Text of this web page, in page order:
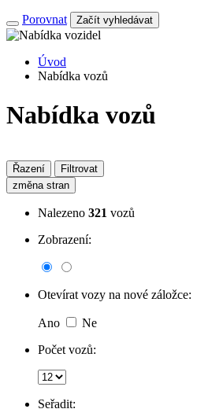
Porovnat Začít vyhledávat
Úvod
Nabídka vozů
Nabídka vozů
Řazení
Filtrovat
změna stran
Nalezeno 321 vozů
Zobrazení:
Otevírat vozy na nové záložce:
Ano
Ne
Počet vozů:
Seřadit: